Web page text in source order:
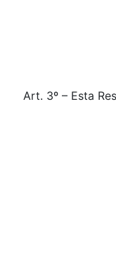
Art. 3º – Esta